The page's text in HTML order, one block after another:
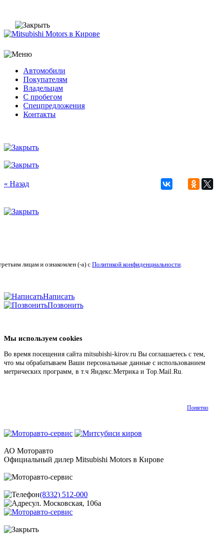
Автомобили
Покупателям
Владельцам
С пробегом
Спецпредложения
Контакты
« Назад
лицам и ознакомлен (-а) cПолитикой конфиденциальности.
Написать
Позвонить
Мы используем cookies
Во время посещения сайта mitsubishi-kirov.ru Вы соглашаетесь с тем,
что мы обрабатываем Ваши персональные данные с использованием
метрических программ, в т.ч Яндекс.Метрика и Top.Mail.Ru.
Понятно
АО Моторавто
Официальный дилер Mitsubishi Motors в Кирове
(8332) 512-000
ул. Московская, 106а